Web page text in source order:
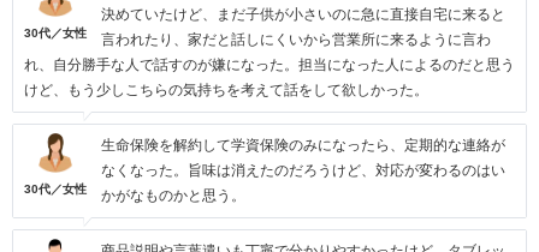
30代／女性
決めていたけど、まだ子供が小さいのに急に直接自宅に来ると
言われたり、家だと話しにくいから営業所に来るように言わ
れ、自分勝手な人で話すのが嫌になった。担当になった人によるのだと思う
けど、もう少しこちらの気持ちを考えて話をして欲しかった。
30代／女性
生命保険を解約して学資保険のみになったら、定期的な連絡が
なくなった。旨味は消えたのだろうけど、対応が変わるのはい
かがなものかと思う。